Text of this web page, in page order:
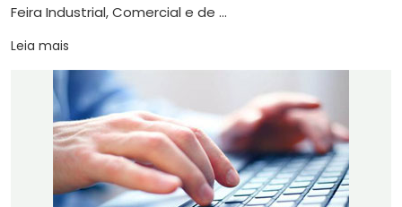
Feira Industrial, Comercial e de ...
Leia mais